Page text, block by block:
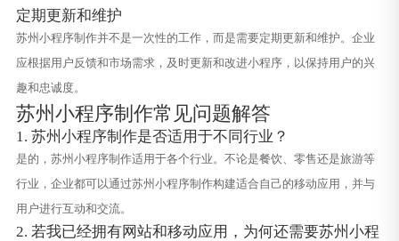
定期更新和维护
苏州小程序制作并不是一次性的工作，而是需要定期更新和维护。企业
应根据用户反馈和市场需求，及时更新和改进小程序，以保持用户的兴
趣和忠诚度。
苏州小程序制作常见问题解答
1. 苏州小程序制作是否适用于不同行业？
是的，苏州小程序制作适用于各个行业。不论是餐饮、零售还是旅游等
行业，企业都可以通过苏州小程序制作构建适合自己的移动应用，并与
用户进行互动和交流。
2. 若我已经拥有网站和移动应用，为何还需要苏州小程